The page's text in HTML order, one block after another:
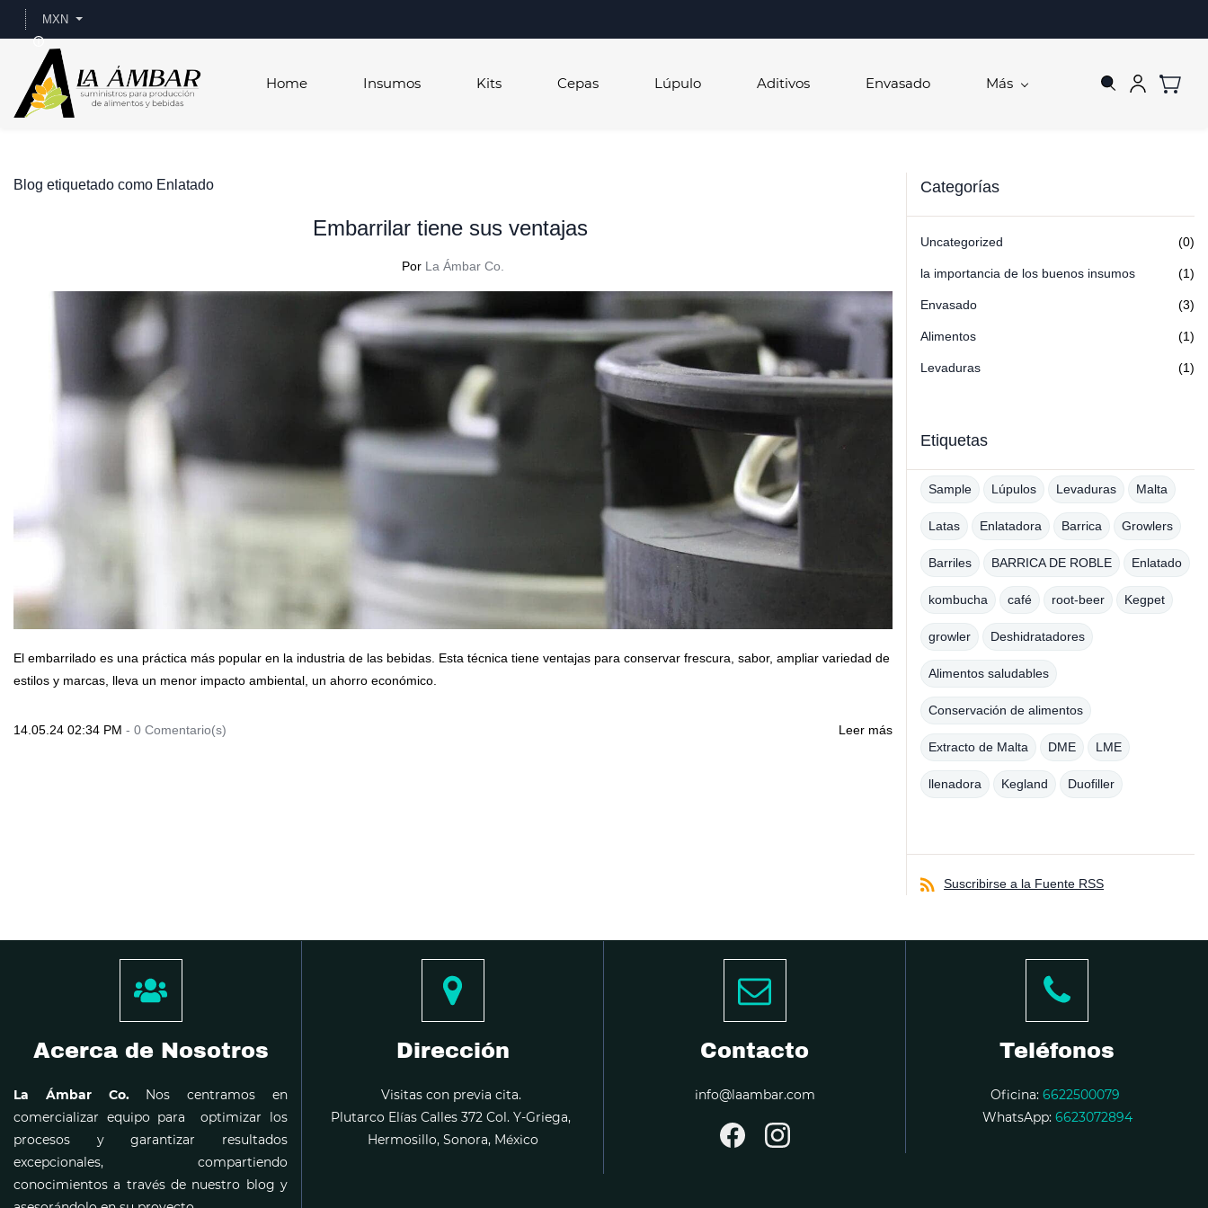
Skip to
main
MXN
Home Insumos Kits Cepas Lúpulo Aditivos Envasado Más
Blog etiquetado como Enlatado
Embarrilar tiene sus ventajas
Por La Ámbar Co.
El embarrilado es una práctica más popular en la industria de las bebidas. Esta técnica tiene ventajas para conservar frescura, sabor, ampliar variedad de
estilos y marcas, lleva un menor impacto ambiental, un ahorro económico.
14.05.24 02:34 PM - 0 Comentario(s) Leer más
Categorías
Uncategorized (0)
la importancia de los buenos insumos (1)
Envasado (3)
Alimentos (1)
Levaduras (1)
Etiquetas
Sample Lúpulos Levaduras Malta
Latas Enlatadora Barrica Growlers
Barriles BARRICA DE ROBLE Enlatado
kombucha café root-beer Kegpet
growler Deshidratadores
Alimentos saludables
Conservación de alimentos
Extracto de Malta DME LME
llenadora Kegland Duofiller
Suscribirse a la Fuente RSS
Acerca de Nosotros
La Ámbar Co. Nos centramos en
comercializar equipo para optimizar los
procesos y garantizar resultados
excepcionales, compartiendo
conocimientos a través de nuestro blog y
Dirección
Visitas con previa cita.
Plutarco Elías Calles 372 Col. Y-Griega,
Hermosillo, Sonora, México
Contacto
info@laambar.com
Teléfonos
Oficina: 6622500079
WhatsApp: 6623072894